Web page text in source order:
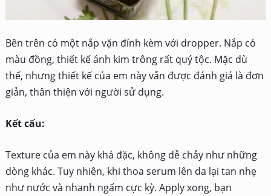
Bên trên có một nắp vặn đính kèm với dropper. Nắp có
màu đồng, thiết kế ánh kim trông rất quý tộc. Mặc dù
thế, nhưng thiết kế của em này vẫn được đánh giá là đơn
giản, thân thiện với người sử dụng.
Kết cấu:
Texture của em này khá đặc, không dễ chảy như những
dòng khác. Tuy nhiên, khi thoa serum lên da lại tan nhẹ
như nước và nhanh ngấm cực kỳ. Apply xong, bạn